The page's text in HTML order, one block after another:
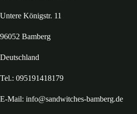
Untere Königstr. 11
96052 Bamberg
Deutschland
Tel.: 095191418179
E-Mail: info@sandwitches-bamberg.de